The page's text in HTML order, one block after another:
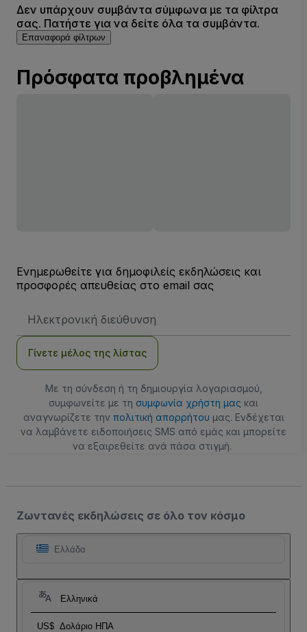
Δεν υπάρχουν συμβάντα σύμφωνα με τα φίλτρα
σας. Πατήστε για να δείτε όλα τα συμβάντα.
Επαναφορά φίλτρων
Πρόσφατα προβλημένα
Ενημερωθείτε για δημοφιλείς εκδηλώσεις και
προσφορές απευθείας στο email σας
Email
Γίνετε μέλος της λίστας
Με τη σύνδεση ή τη δημιουργία λογαριασμού,
συμφωνείτε με τη συμφωνία χρήστη μας και
αναγνωρίζετε την πολιτική απορρήτου μας. Ενδέχεται
να λαμβάνετε ειδοποιήσεις SMS από εμάς και μπορείτε
να εξαιρεθείτε ανά πάσα στιγμή.
Ζωντανές εκδηλώσεις σε όλο τον κόσμο
Ελλάδα
Ελληνικά
US$ Δολάριο ΗΠΑ